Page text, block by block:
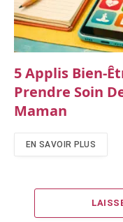
5 Applis Bien-
Prendre Soin
Maman
EN SAVOIR PLUS